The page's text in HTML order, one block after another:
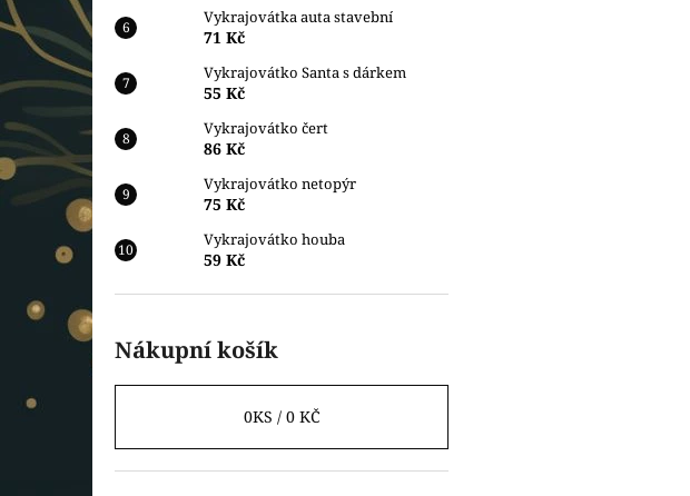
Vykrajovátka auta stavební
71 Kč
Vykrajovátko Santa s dárkem
55 Kč
Vykrajovátko čert
86 Kč
Vykrajovátko netopýr
75 Kč
Vykrajovátko houba
59 Kč
Nákupní košík
0KS / 0 KČ